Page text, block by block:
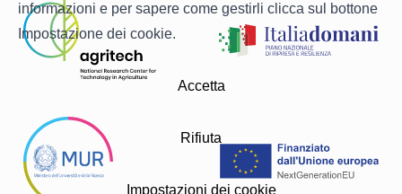
informazioni e per sapere come gestirli clicca sul bottone
Impostazione dei cookie.
Accetta
Rifiuta
Impostazioni dei cookie